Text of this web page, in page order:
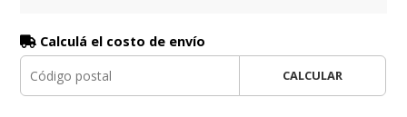
Calculá el costo de envío
CALCULAR